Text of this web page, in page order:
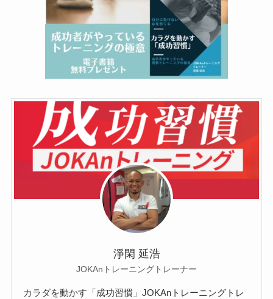
淨閑 延浩
JOKAnトレーニングトレーナー
カラダを動かす「成功習慣」JOKAnトレーニングトレ